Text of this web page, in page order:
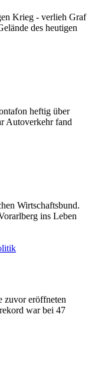
Krieg - verlieh Graf
des heutigen
heftig über
Autoverkehr fand
Wirtschaftsbund.
ins Leben
zuvor eröffneten
war bei 47